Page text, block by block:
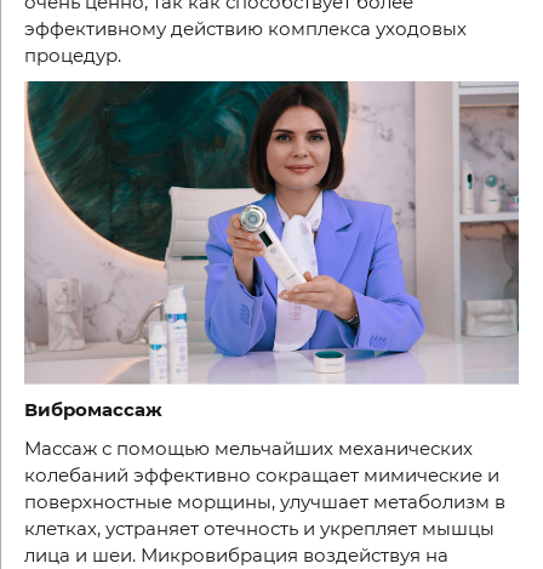
эффективному действию комплекса уходовых
процедур.
Вибромассаж
Массаж с помощью мельчайших механических
колебаний эффективно сокращает мимические и
поверхностные морщины, улучшает метаболизм в
клетках, устраняет отечность и укрепляет мышцы
лица и шеи. Микровибрация воздействуя на